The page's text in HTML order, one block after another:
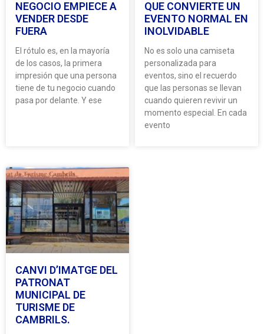
NEGOCIO EMPIECE A
VENDER DESDE
FUERA
El rótulo es, en la mayoría
de los casos, la primera
impresión que una persona
tiene de tu negocio cuando
pasa por delante. Y ese
QUE CONVIERTE UN
EVENTO NORMAL EN
INOLVIDABLE
No es solo una camiseta
personalizada para
eventos, sino el recuerdo
que las personas se llevan
cuando quieren revivir un
momento especial. En cada
evento
CANVI D’IMATGE DEL
PATRONAT
MUNICIPAL DE
TURISME DE
CAMBRILS.